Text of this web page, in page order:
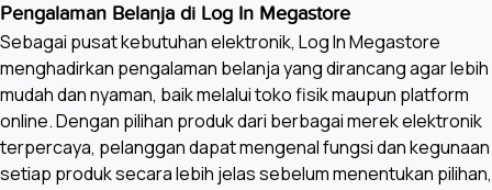
Pengalaman Belanja di Log In Megastore
Sebagai pusat kebutuhan elektronik, Log In Megastore
menghadirkan pengalaman belanja yang dirancang agar lebih
mudah dan nyaman, baik melalui toko fisik maupun platform
online. Dengan pilihan produk dari berbagai merek elektronik
terpercaya, pelanggan dapat mengenal fungsi dan kegunaan
setiap produk secara lebih jelas sebelum menentukan pilihan,